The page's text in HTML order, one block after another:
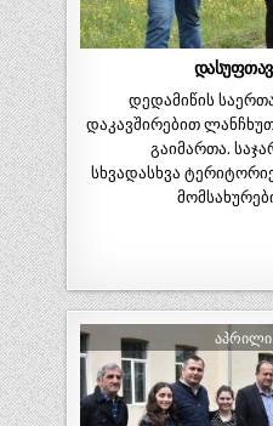
დედამიწის
დაკავშირებით
გაიმართა.
სხვადასხვა
ᲐᲞᲠᲘᲚᲘ